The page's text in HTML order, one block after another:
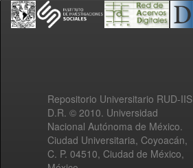
Repositorio Universitario RUD-IIS
D.R. © 2010. Universidad
Nacional Autónoma de México.
Ciudad Universitaria, Coyoacán,
C. P. 04510, Ciudad de México,